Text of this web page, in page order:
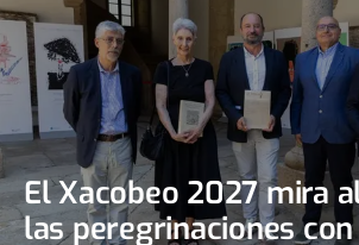
El Xacobeo 2027 mira
las peregrinaciones